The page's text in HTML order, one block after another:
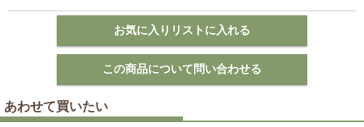
あわせて買いたい